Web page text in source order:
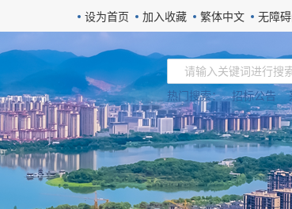
设为首页 加入收藏 繁体中文 无障
热门搜索： 招标公告